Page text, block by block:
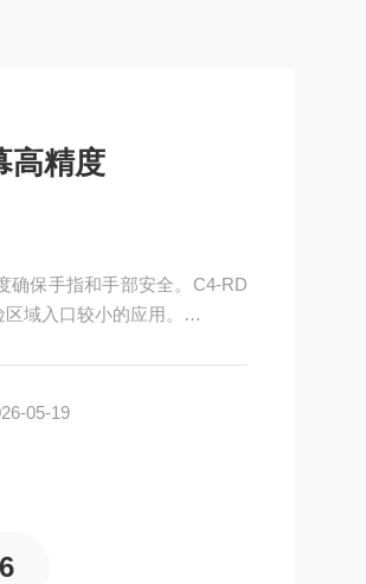
高精度
确保手指和手部安全。C4-RD
域入口较小的应用。
05-19